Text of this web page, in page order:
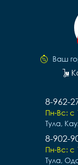
Ваш
8-962-
Пн-Вс: с
Тула,
8-902-
Пн-Вс: с
Тула,